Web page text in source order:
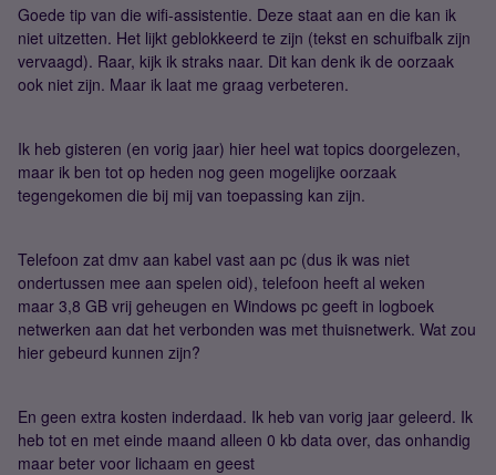
Goede tip van die wifi-assistentie. Deze staat aan en die kan ik
niet uitzetten. Het lijkt geblokkeerd te zijn (tekst en schuifbalk zijn
vervaagd). Raar, kijk ik straks naar. Dit kan denk ik de oorzaak
ook niet zijn. Maar ik laat me graag verbeteren.
Ik heb gisteren (en vorig jaar) hier heel wat topics doorgelezen,
maar ik ben tot op heden nog geen mogelijke oorzaak
tegengekomen die bij mij van toepassing kan zijn.
Telefoon zat dmv aan kabel vast aan pc (dus ik was niet
ondertussen mee aan spelen oid), telefoon heeft al weken
maar 3,8 GB vrij geheugen en Windows pc geeft in logboek
netwerken aan dat het verbonden was met thuisnetwerk. Wat zou
hier gebeurd kunnen zijn?
En geen extra kosten inderdaad. Ik heb van vorig jaar geleerd. Ik
heb tot en met einde maand alleen 0 kb data over, das onhandig
maar beter voor lichaam en geest